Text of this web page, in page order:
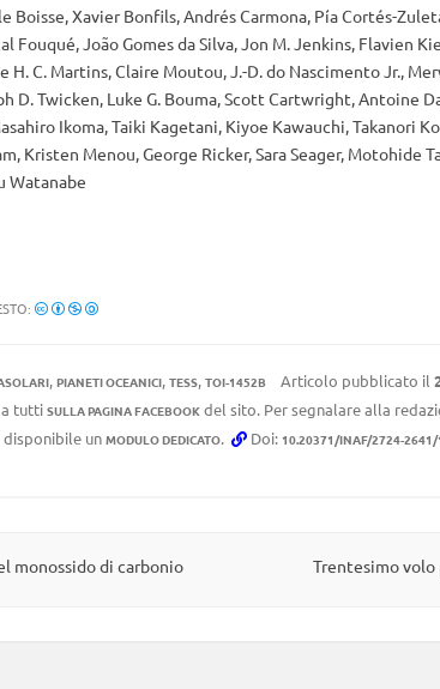
Boisse, Xavier Bonfils, Andrés Carmona, Pía Cortés-
Fouqué, João Gomes da Silva, Jon M. Jenkins, Flavien
H. C. Martins, Claire Moutou, J.-D. do Nascimento Jr.,
D. Twicken, Luke G. Bouma, Scott Cartwright, Antoine
Ikoma, Taiki Kagetani, Kiyoe Kawauchi, Takanori
Kristen Menou, George Ricker, Sara Seager, Motohide
Watanabe
, PIANETI OCEANICI, TESS, TOI-1452B Articolo pubblicato il
a tutti SULLA PAGINA FACEBOOKdel sito. Per segnalare alla
disponibile un MODULO DEDICATO. Doi: 10.20371/INAF/2724-
monossido di carbonio Trentesimo